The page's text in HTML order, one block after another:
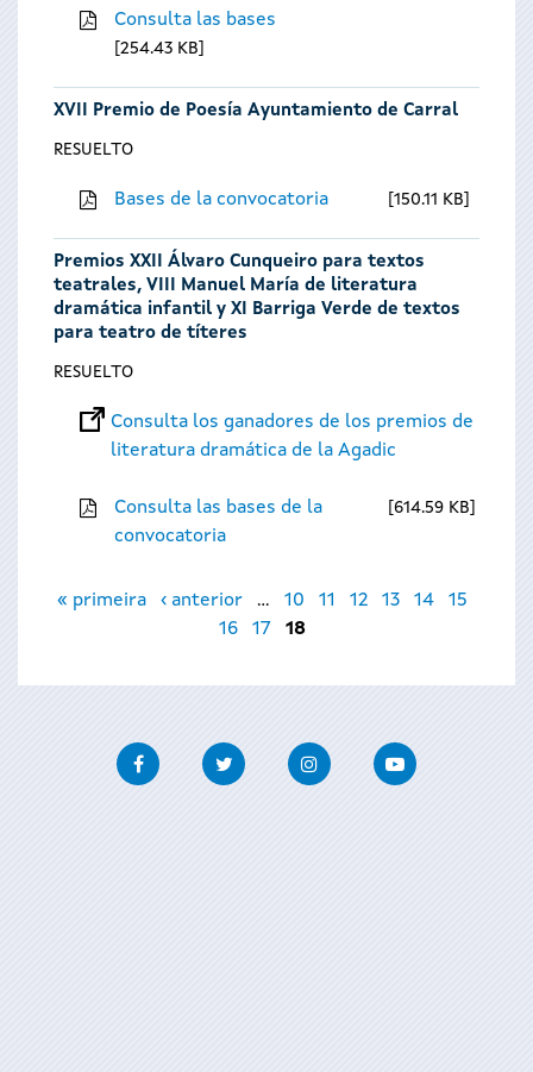
Consulta las bases
254.43 KB
XVII Premio de Poesía Ayuntamiento de Carral
RESUELTO
Bases de la convocatoria 150.11 KB
Premios XXII Álvaro Cunqueiro para textos
teatrales, VIII Manuel María de literatura
dramática infantil y XI Barriga Verde de textos
para teatro de títeres
RESUELTO
Consulta los ganadores de los premios de
literatura dramática de la Agadic
Consulta las bases de la
convocatoria
614.59 KB
Páginas
« primeira ‹ anterior … 10 11 12 13 14
15
16
17 18
FacebookTwitter InstagramYoutube